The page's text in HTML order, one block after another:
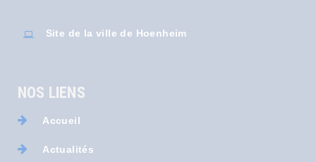
Site de la ville de Hoenheim
NOS LIENS
Accueil
Actualités